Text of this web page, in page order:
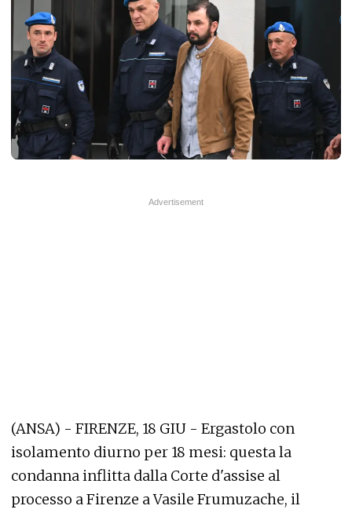
(ANSA) - FIRENZE, 18 GIU - Ergastolo con
isolamento diurno per 18 mesi: questa la
condanna inflitta dalla Corte d'assise al
processo a Firenze a Vasile Frumuzache, il